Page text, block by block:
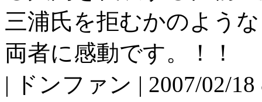
三浦氏を拒むかのよう
両者に感動です。！！
| ドンファン | 2007/02/